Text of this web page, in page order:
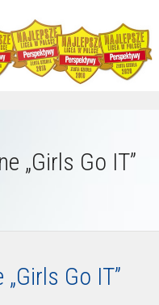
„Girls Go IT”
Go IT”